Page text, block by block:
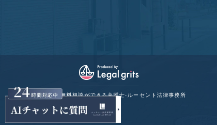
© 宝塚市の無料相談ができる弁護士-ルーセント法律事務所